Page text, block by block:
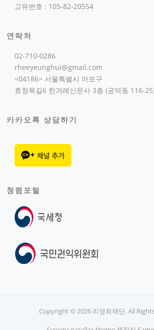
고유번호 : 105-82-20554
연락처
02-710-0286
rheeyeunghui@gmail.com
<04186> 서울특별시 마포구
효창목길6 한겨레신문사 3층 (공덕동 116-
카카오톡 상담하기
청렴포털
Copyright © 2026 리영희재단. All